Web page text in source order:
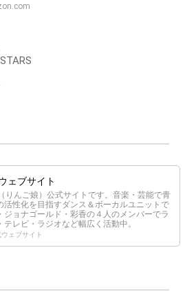
ェブサイト
りんご娘）公式サイトです。音楽・芸能で青
活性化を目指すダンス＆ボーカルユニットで
ジョナゴールド・彩香の４人のメンバーでラ
テレビ・ラジオなど幅広く活動中。
ェブサイト